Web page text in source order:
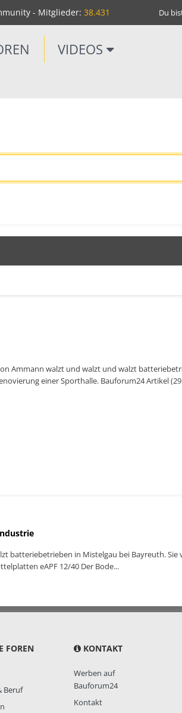
- Mitglieder: 38.431 Du
VIDEOS
Ammann walzt und walzt und walzt
einer Sporthalle. Bauforum24 Artikel
batteriebetrieben in Mistelgau bei Bayreuth.
eAPF 12/40 Der Bode...
FOREN
Beruf
KONTAKT
Werben auf
Bauforum24
Kontakt